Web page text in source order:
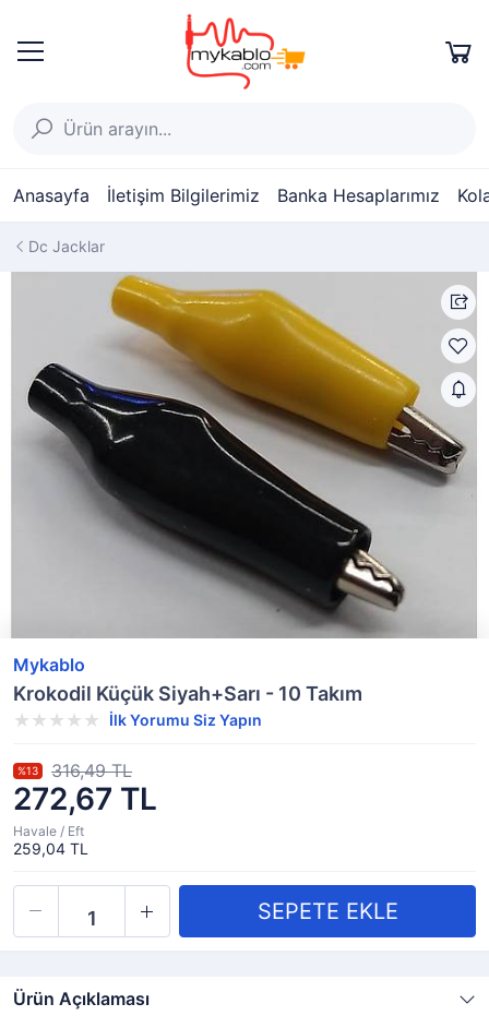
Anasayfa İletişim Bilgilerimiz Banka Hesaplarımız
Dc Jacklar
Mykablo
Krokodil Küçük Siyah+Sarı - 10 Takım
İlk Yorumu Siz Yapın
272,67 TL
%13 316,49 TL
Havale / Eft
259,04 TL
Ürün Açıklaması